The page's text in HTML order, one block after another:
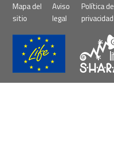
de
página
Mapa del
sitio
Aviso
legal
Política de
privacidad